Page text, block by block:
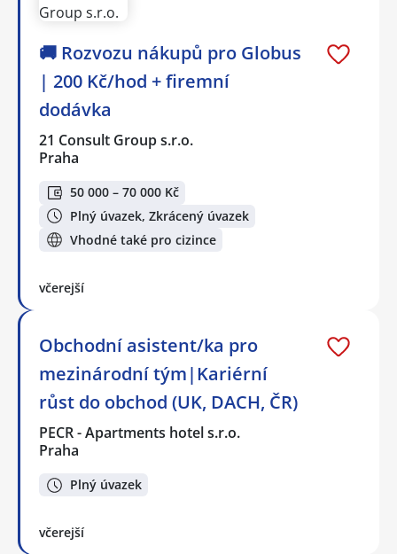
🚚 Rozvozu nákupů pro Globus
| 200 Kč/hod + firemní
dodávka
21 Consult Group s.r.o.
Praha
50 000 – 70 000 Kč
Plný úvazek, Zkrácený úvazek
Vhodné také pro cizince
včerejší
Obchodní asistent/ka pro
mezinárodní tým|Kariérní
růst do obchod (UK, DACH, ČR)
PECR - Apartments hotel s.r.o.
Praha
Plný úvazek
včerejší